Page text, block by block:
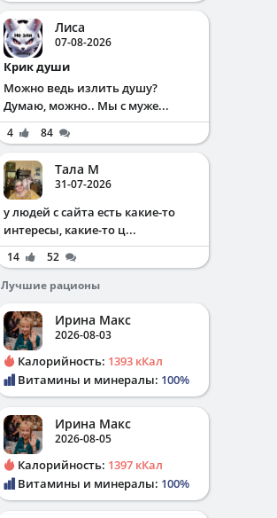
Лиса
07-08-2026
Крик души
Можно ведь излить душу?
Думаю, можно.. Мы с муже...
4 84
Тала М
31-07-2026
у людей с сайта есть какие-то
интересы, какие-то ц...
14
52
Лучшие рационы
Ирина Макс
2026-08-03
Калорийность: 1393 кКал
Витамины и минералы: 100%
Ирина Макс
2026-08-05
Калорийность: 1397 кКал
Витамины и минералы: 100%